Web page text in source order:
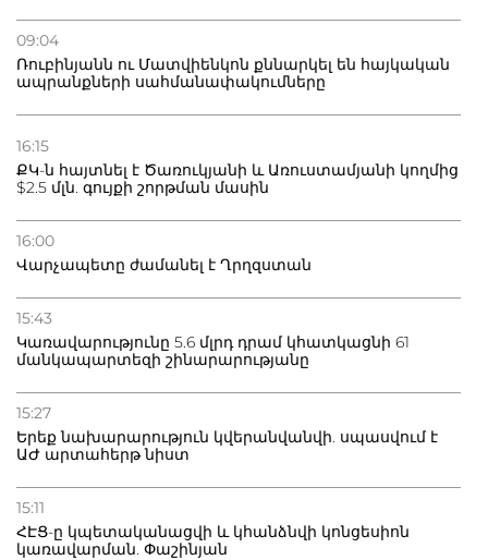
09:04
Ռուբինյանն ու Մատվիենկոն քննարկել են հայկական
ապրանքների սահմանափակումները
16:15
ՔԿ-ն հայտնել է Ծառուկյանի և Առուստամյանի կողմից
$2.5 մլն. գույքի շորթման մասին
16:00
Վարչապետը ժամանել է Ղրղզստան
15:43
Կառավարությունը 5.6 մլրդ դրամ կհատկացնի 61
մանկապարտեզի շինարարությանը
15:27
Երեք նախարարություն կվերանվանվի. սպասվում է
ԱԺ արտահերթ նիստ
15:11
ՀԷՑ-ը կպետականացվի և կհանձնվի կոնցեսիոն
կառավարման. Փաշինյան